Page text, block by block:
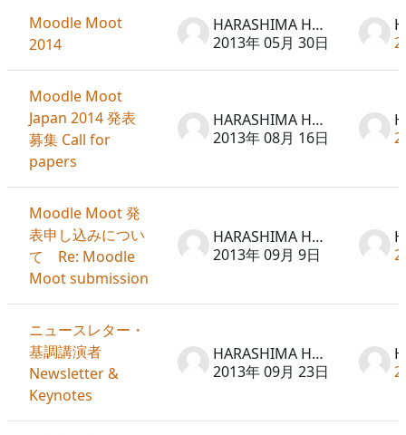
Moodle Moot
2014
HARASHIMA Hideto
2013年 05月 30日
Moodle Moot
Japan 2014 発表
募集 Call for
papers
HARASHIMA Hideto
2013年 08月 16日
Moodle Moot 発
表申し込みについ
て Re: Moodle
Moot submission
HARASHIMA Hideto
2013年 09月 9日
ニュースレター・
基調講演者
Newsletter &
Keynotes
HARASHIMA Hideto
2013年 09月 23日